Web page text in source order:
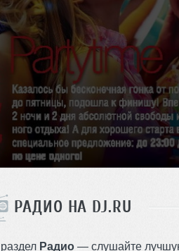
РАДИО НА DJ.RU
Радио — слушайте